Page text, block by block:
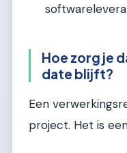
Hoe zorg je
date blijft?
Een
project. Het is